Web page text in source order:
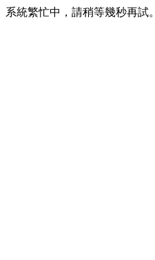
系統繁忙中，請稍等幾秒再試。